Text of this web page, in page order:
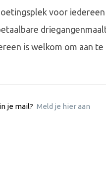
voor
is welkom om aan te
je mail? Meld je hier aan